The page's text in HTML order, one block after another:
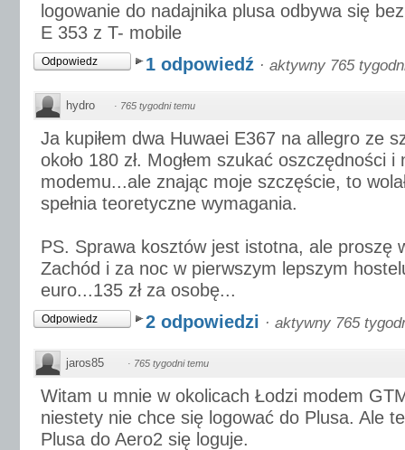
logowanie do nadajnika plusa odbywa się
E 353 z T- mobile
Odpowiedz 1 odpowiedź · aktywny 765
hydro · 765 tygodni temu
Ja kupiłem dwa Huwaei E367 na allegro ze
około 180 zł. Mogłem szukać oszczędności
modemu...ale znając moje szczęście, to
spełnia teoretyczne wymagania.
PS. Sprawa kosztów jest istotna, ale proszę
Zachód i za noc w pierwszym lepszym
euro...135 zł za osobę...
Odpowiedz 2 odpowiedzi · aktywny 765
jaros85 · 765 tygodni temu
Witam u mnie w okolicach Łodzi modem
niestety nie chce się logować do Plusa. Ale
Plusa do Aero2 się loguje.